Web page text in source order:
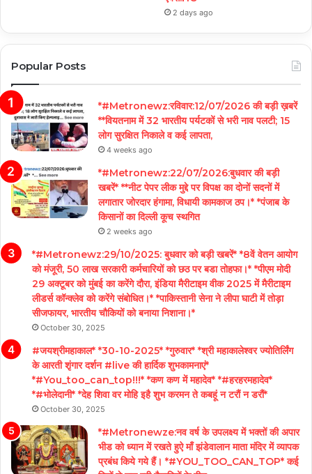
2 days ago
Popular Posts
*#Metronewz:रविवार:12/07/2026 की बड़ी ख़बरें
**वियतनाम में 32 भारतीय पर्यटकों से भरी नाव पलटी; 15
लोग सुरक्षित निकाले व कई लापता,
4 weeks ago
*#Metronewz:22/07/2026:बुधवार की बड़ी
खबरें* **नीट पेपर लीक मुद्दे पर विपक्ष का दोनों सदनों में
लगातार जोरदार हंगामा, विधायी कामकाज ठप।* *पंजाब के
किसानों का दिल्ली कूच स्थगित
2 weeks ago
*#Metronewz:29/10/2025: बुधवार को बड़ी खबरें* *8वें वेतन आयोग
को मंजूरी, 50 लाख सरकारी कर्मचारियों को छठ पर बडा तोहफा।* *पीएम मोदी
29 अक्टूबर को मुंबई का करेंगे दौरा, इंडिया मैरीटाइम वीक 2025 में मैरीटाइम
लीडर्स कॉन्क्लेव को करेंगे संबोधित।* *पाकिस्तानी सेना ने लीपा घाटी में तोड़ा
सीजफायर, भारतीय चौकियों को बनाया निशाना।*
October 30, 2025
#जयश्रीमहाकाल* *30-10-2025* *गुरुवार* *श्री महाकालेश्वर ज्योतिर्लिंग
के आरती शृंगार दर्शन #live की हार्दिक शुभकामनाएं*
*#You_too_can_top!!!* *कण कण में महादेव* *#हरहरमहादेव*
*#भोलेदानी* *देह शिवा वर मोहि इहै शुभ करमन ते कबहूं न टरौं न डरौं*
October 30, 2025
*#Metronewze:नव वर्ष के उपलक्ष्य में भक्तों की अपार
भीड को ध्यान में रखते हुऐ माँ झंडेवालान माता मंदिर में व्यापक
प्रबंध किये गये हैं। *#YOU_TOO_CAN_TOP* कई